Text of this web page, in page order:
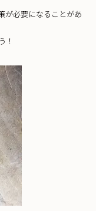
必要になることがあ
！